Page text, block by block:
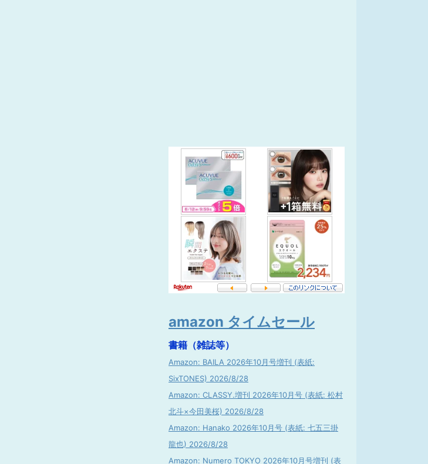
amazon タイムセール
書籍（雑誌等）
Amazon: BAILA 2026年10月号増刊 (表紙:
SixTONES) 2026/8/28
Amazon: CLASSY.増刊 2026年10月号 (表紙: 松村
北斗×今田美桜) 2026/8/28
Amazon: Hanako 2026年10月号 (表紙: 七五三掛
龍也) 2026/8/28
Amazon: Numero TOKYO 2026年10月号増刊 (表